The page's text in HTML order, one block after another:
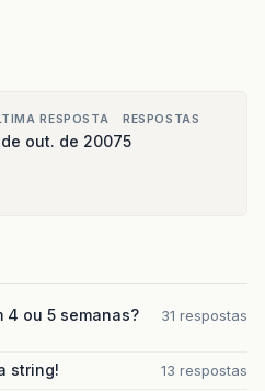
RESPOSTA
out. de 2007
RESPOSTAS
5
4 ou 5 semanas?
31 respostas
string! 13 respostas